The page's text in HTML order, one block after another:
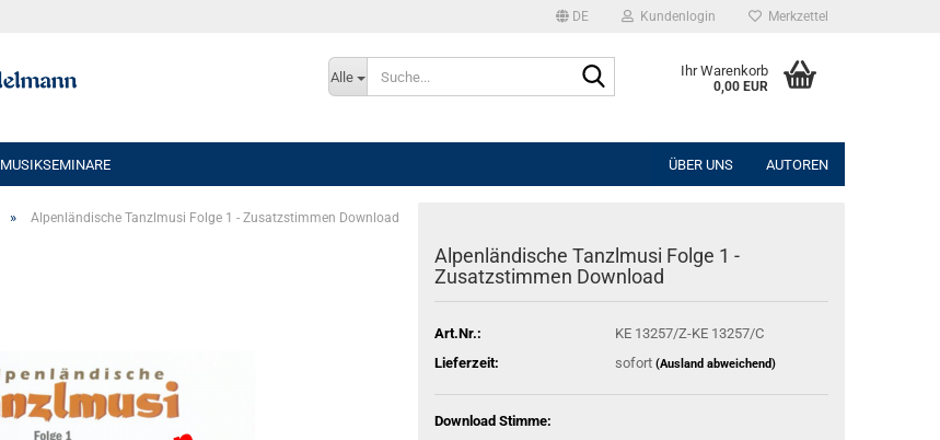
DE
Sprache auswählen
Kundenlogin
Passwort
Merkzettel
Alle Ihr Warenkorb
0,00 EUR
MUSIKSEMINARE ÜBER UNS AUTOREN
» Alpenländische Tanzlmusi Folge 1 - Zusatzstimmen Download
Alpenländische Tanzlmusi Folge 1 -
Zusatzstimmen Download
Art.Nr.:
KE 13257/Z-KE 13257/C
Lieferzeit:
sofort (Ausland abweichend)
Download Stimme: